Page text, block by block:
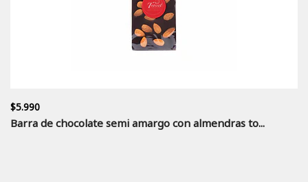
$5.990
Barra de chocolate semi amargo con almendras to...